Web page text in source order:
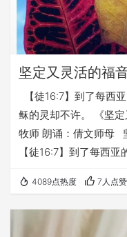
坚定又灵活的福
【徒16:7】到了每西
稣的灵却不许。 《坚
牧师 朗诵：倩文师母
【徒16:7】到了每西
不许可。 圣经上没有
主耶稣是恩慈又智慧的
肯定是因为爱和智慧
4089点热度 7人点赞